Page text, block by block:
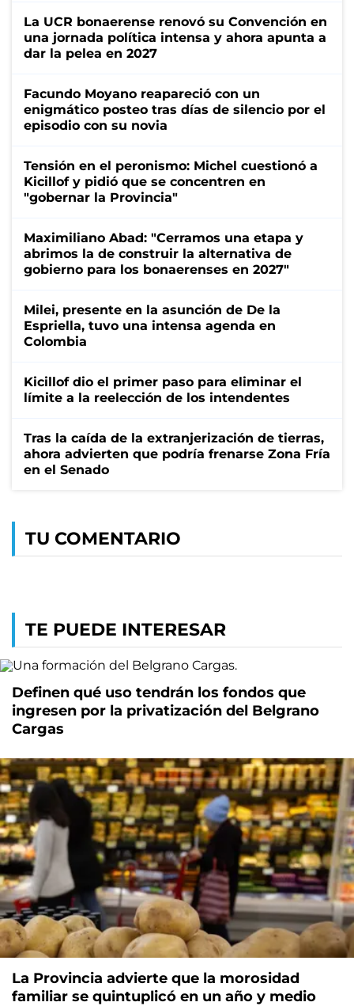
La UCR bonaerense renovó su Convención en
una jornada política intensa y ahora apunta a
dar la pelea en 2027
Facundo Moyano reapareció con un
enigmático posteo tras días de silencio por el
episodio con su novia
Tensión en el peronismo: Michel cuestionó a
Kicillof y pidió que se concentren en
"gobernar la Provincia"
Maximiliano Abad: "Cerramos una etapa y
abrimos la de construir la alternativa de
gobierno para los bonaerenses en 2027"
Milei, presente en la asunción de De la
Espriella, tuvo una intensa agenda en
Colombia
Kicillof dio el primer paso para eliminar el
límite a la reelección de los intendentes
Tras la caída de la extranjerización de tierras,
ahora advierten que podría frenarse Zona Fría
en el Senado
TU COMENTARIO
TE PUEDE INTERESAR
Definen qué uso tendrán los fondos que
ingresen por la privatización del Belgrano
Cargas
La Provincia advierte que la morosidad
familiar se quintuplicó en un año y medio